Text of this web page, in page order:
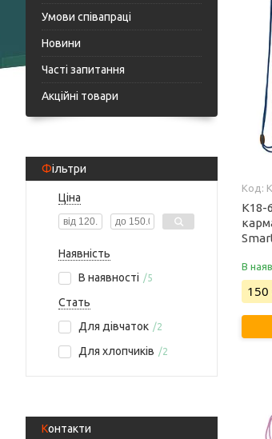
Умови співапраці
Новини
Часті запитання
Акційні товари
Фільтри
Ціна
Наявність
В наявності
5
Стать
Для дівчаток
2
Для хлопчиків 2
Контакти
K18-
В
150